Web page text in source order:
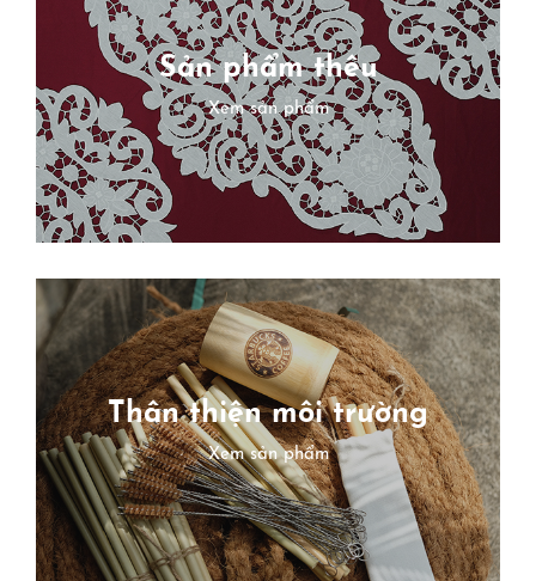
Sản phẩm thêu
Xem sản phẩm
Thân thiện môi trường
Xem sản phẩm